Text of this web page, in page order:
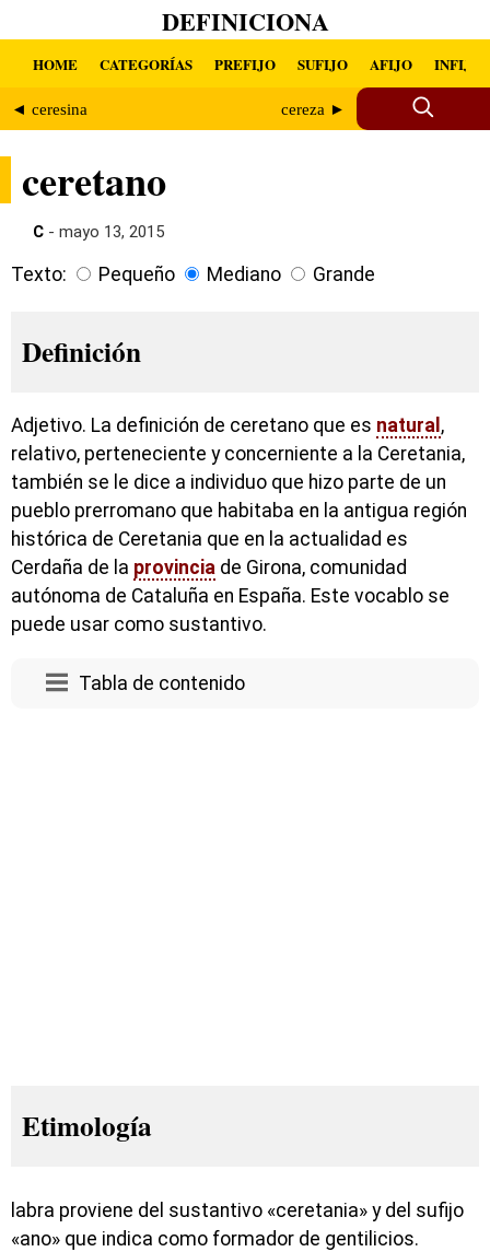
DEFINICIONA
HOME CATEGORÍAS PREFIJO SUFIJO AFIJO INFIJO
◄ ceresina cereza ►
ceretano
C - mayo 13, 2015
Texto: Pequeño Mediano Grande
Definición
Adjetivo. La definición de ceretano que es natural ,
relativo, perteneciente y concerniente a la Ceretania,
también se le dice a individuo que hizo parte de un
pueblo prerromano que habitaba en la antigua región
histórica de Ceretania que en la actualidad es
Cerdaña de la provincia de Girona, comunidad
autónoma de Cataluña en España. Este vocablo se
puede usar como sustantivo.
Tabla de contenido
Etimología
labra proviene del sustantivo «ceretania» y del sufijo
«ano» que indica como formador de gentilicios.